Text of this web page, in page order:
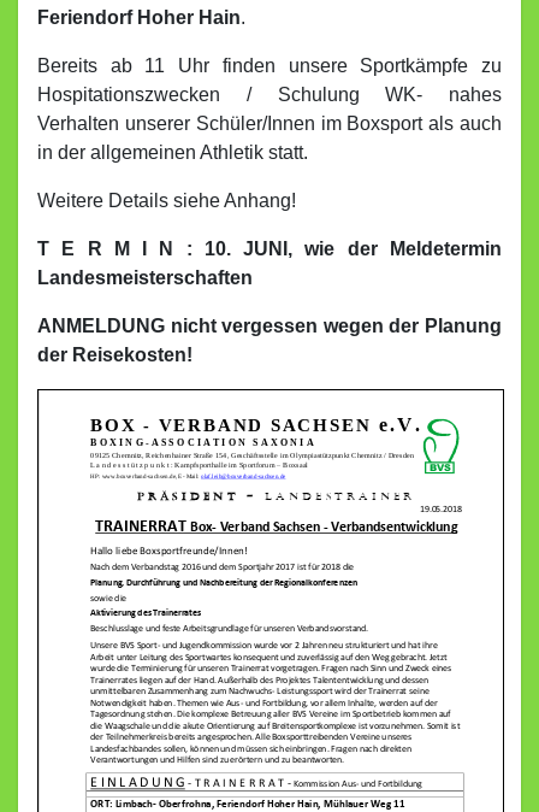
Feriendorf Hoher Hain.
Bereits ab 11 Uhr finden unsere Sportkämpfe zu
Hospitationszwecken / Schulung WK- nahes
Verhalten unserer Schüler/Innen im Boxsport als auch
in der allgemeinen Athletik statt.
Weitere Details siehe Anhang!
T E R M I N : 10. JUNI, wie der Meldetermin
Landesmeisterschaften
ANMELDUNG nicht vergessen wegen der Planung
der Reisekosten!